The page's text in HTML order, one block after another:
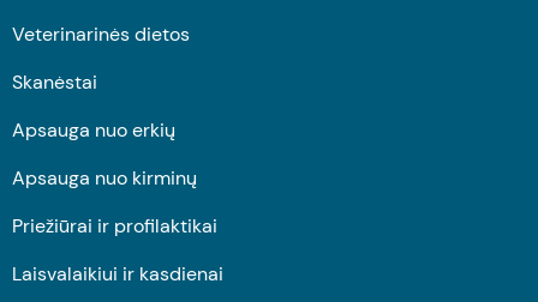
Veterinarinės dietos
Skanėstai
Apsauga nuo erkių
Apsauga nuo kirminų
Priežiūrai ir profilaktikai
Laisvalaikiui ir kasdienai